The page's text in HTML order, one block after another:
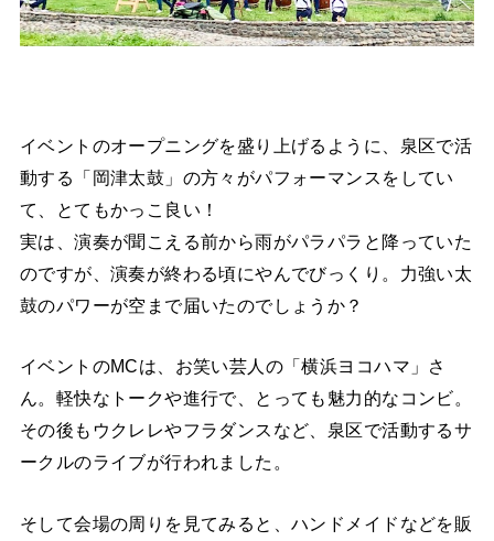
イベントのオープニングを盛り上げるように、泉区で活
動する「岡津太鼓」の方々がパフォーマンスをしてい
て、とてもかっこ良い！
実は、演奏が聞こえる前から雨がパラパラと降っていた
のですが、演奏が終わる頃にやんでびっくり。力強い太
鼓のパワーが空まで届いたのでしょうか？
イベントのMCは、お笑い芸人の「横浜ヨコハマ」さ
ん。軽快なトークや進行で、とっても魅力的なコンビ。
その後もウクレレやフラダンスなど、泉区で活動するサ
ークルのライブが行われました。
そして会場の周りを見てみると、ハンドメイドなどを販